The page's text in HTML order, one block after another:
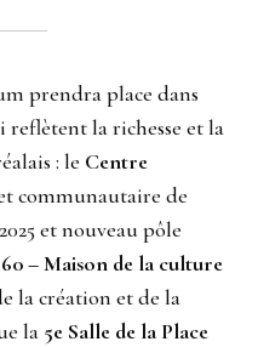
prendra place dans
la richesse et la
: le Centre
communautaire de
et nouveau pôle
– Maison de la culture
la création et de la
la 5e Salle de la Place